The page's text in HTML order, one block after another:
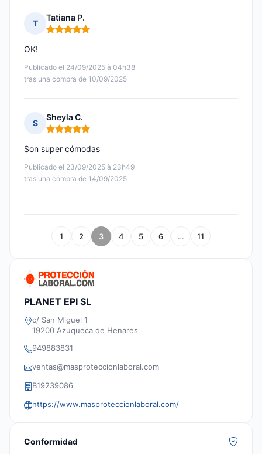
T
Tatiana P.
Nota: 5 de 5
Publicado el 24/09/2025 à 04h38
tras una compra de 10/09/2025
OK!
S
Sheyla C.
Nota: 5 de 5
Publicado el 23/09/2025 à 23h49
tras una compra de 14/09/2025
Son super cómodas
1 2 3 4 5 6 … 11
PLANET EPI SL
c/ San Miguel 1
19200 Azuqueca de Henares
949883831
ventas@masproteccionlaboral.com
B19239086
https://www.masproteccionlaboral.com/
Conformidad